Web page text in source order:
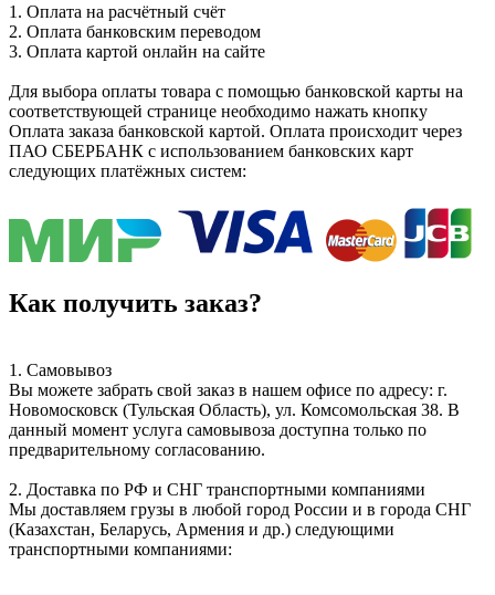
1. Оплата на расчётный счёт
2. Оплата банковским переводом
3. Оплата картой онлайн на сайте
Для выбора оплаты товара с помощью банковской карты на
соответствующей странице необходимо нажать кнопку
Оплата заказа банковской картой. Оплата происходит через
ПАО СБЕРБАНК с использованием банковских карт
следующих платёжных систем:
Как получить заказ?
1. Самовывоз
Вы можете забрать свой заказ в нашем офисе по адресу: г.
Новомосковск (Тульская Область), ул. Комсомольская 38. В
данный момент услуга самовывоза доступна только по
предварительному согласованию.
2. Доставка по РФ и СНГ транспортными компаниями
Мы доставляем грузы в любой город России и в города СНГ
(Казахстан, Беларусь, Армения и др.) следующими
транспортными компаниями: